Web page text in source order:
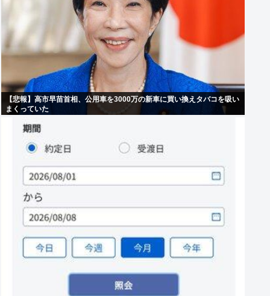
【悲報】高市早苗首相、公用車を3000万の新車に買い換えタバコを吸い
まくっていた